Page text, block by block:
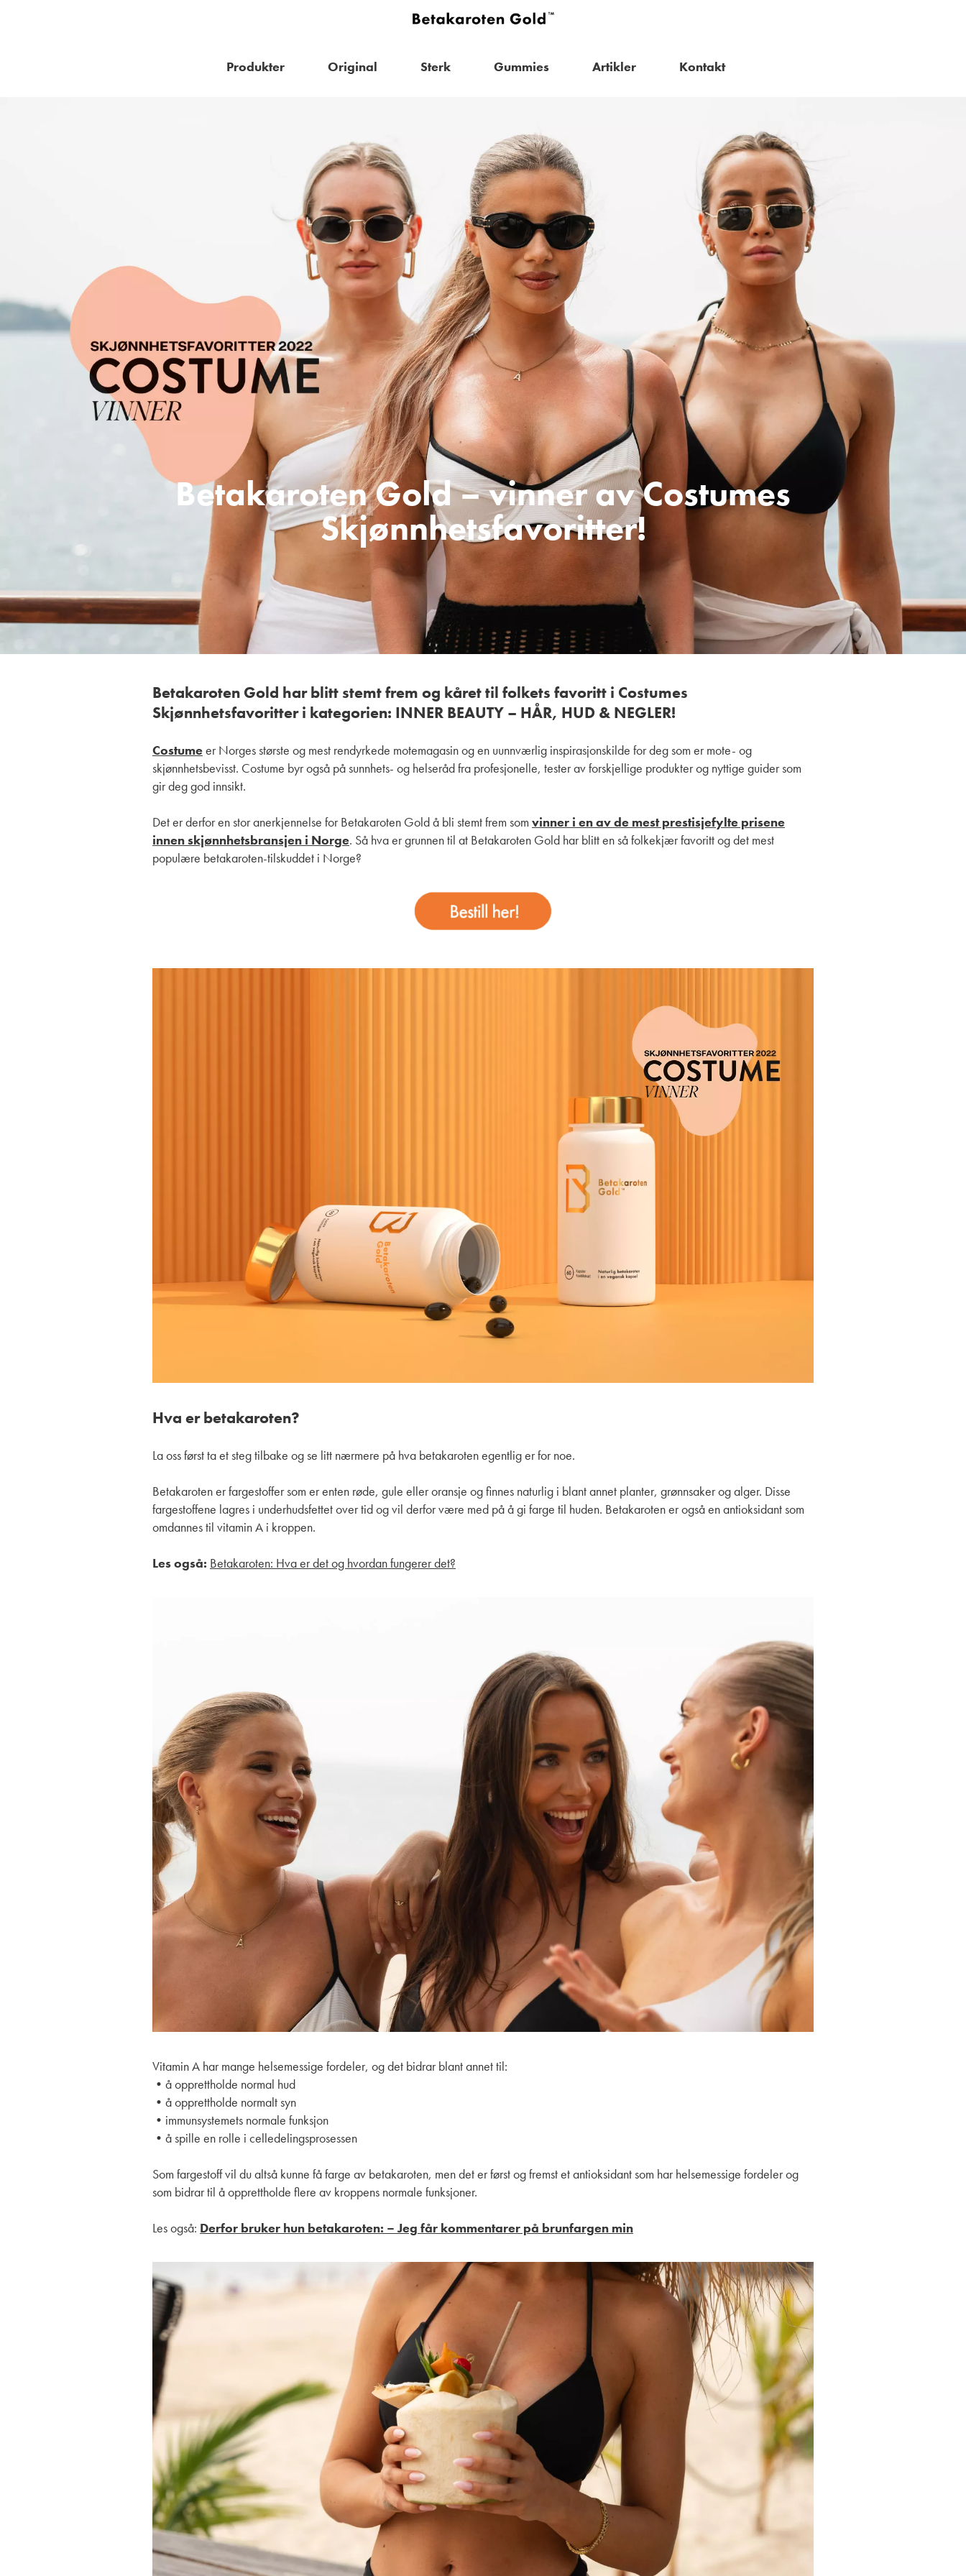
Produkter Original Sterk Gummies Artikler Kontakt
Betakaroten Gold – vinner av Costumes
Skjønnhetsfavoritter!
Betakaroten Gold har blitt stemt frem og kåret til folkets favoritt i Costumes
Skjønnhetsfavoritter i kategorien: INNER BEAUTY – HÅR, HUD & NEGLER!
Costumeer Norges største og mest rendyrkede motemagasin og en uunnværlig inspirasjonskilde for deg som er mote- og
skjønnhetsbevisst. Costume byr også på sunnhets- og helseråd fra profesjonelle, tester av forskjellige produkter og nyttige guider som
gir deg god innsikt.
Det er derfor en stor anerkjennelse for Betakaroten Gold å bli stemt frem som vinner i en av de mest prestisjefylte prisene
innen skjønnhetsbransjen i Norge. Så hva er grunnen til at Betakaroten Gold har blitt en så folkekjær favoritt og det mest
populære betakaroten-tilskuddet i Norge?
Hva er betakaroten?
La oss først ta et steg tilbake og se litt nærmere på hva betakaroten egentlig er for noe.
Betakaroten er fargestoffer som er enten røde, gule eller oransje og finnes naturlig i blant annet planter, grønnsaker og alger. Disse
fargestoffene lagres i underhudsfettet over tid og vil derfor være med på å gi farge til huden. Betakaroten er også en antioksidant som
omdannes til vitamin A i kroppen.
Les også: Betakaroten: Hva er det og hvordan fungerer det?
Vitamin A har mange helsemessige fordeler, og det bidrar blant annet til:
•å opprettholde normal hud
•å opprettholde normalt syn
•immunsystemets normale funksjon
•å spille en rolle i celledelingsprosessen
Som fargestoff vil du altså kunne få farge av betakaroten, men det er først og fremst et antioksidant som har helsemessige fordeler og
som bidrar til å opprettholde flere av kroppens normale funksjoner.
Les også: Derfor bruker hun betakaroten: – Jeg får kommentarer på brunfargen min